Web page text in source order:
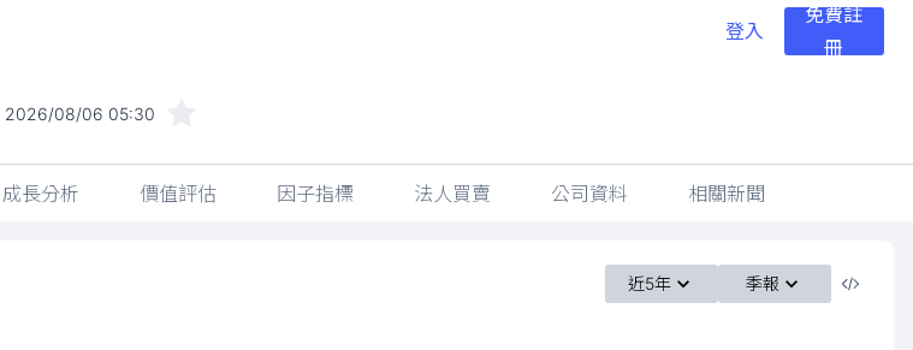
登入
免費註
冊
2026/08/06 05:30
成長分析 價值評估 因子指標 法人買賣 公司資料 相關新聞
近5年 季報